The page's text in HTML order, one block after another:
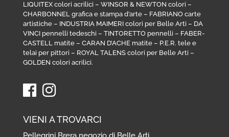
LIQUITEX colori acrilici – WINSOR & NEWTON colori –
CHARBONNEL grafica e stampa d’arte– FABRIANO carte
artistiche– INDUSTRIA MAIMERI colori per Belle Arti – DA
VINCI pennelli tedeschi – TINTORETTO pennelli – FABER-
CASTELL matite– CARAN D’ACHE matite– P.E.R. tele e
telai per pittori – ROYAL TALENS colori per Belle Arti –
GOLDEN colori acrilici.
VIENI A TROVARCI